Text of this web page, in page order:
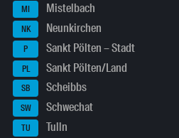
MI Mistelbach
NK Neunkirchen
P Sankt Pölten – Stadt
PL Sankt Pölten/Land
SB Scheibbs
SW Schwechat
TU Tulln